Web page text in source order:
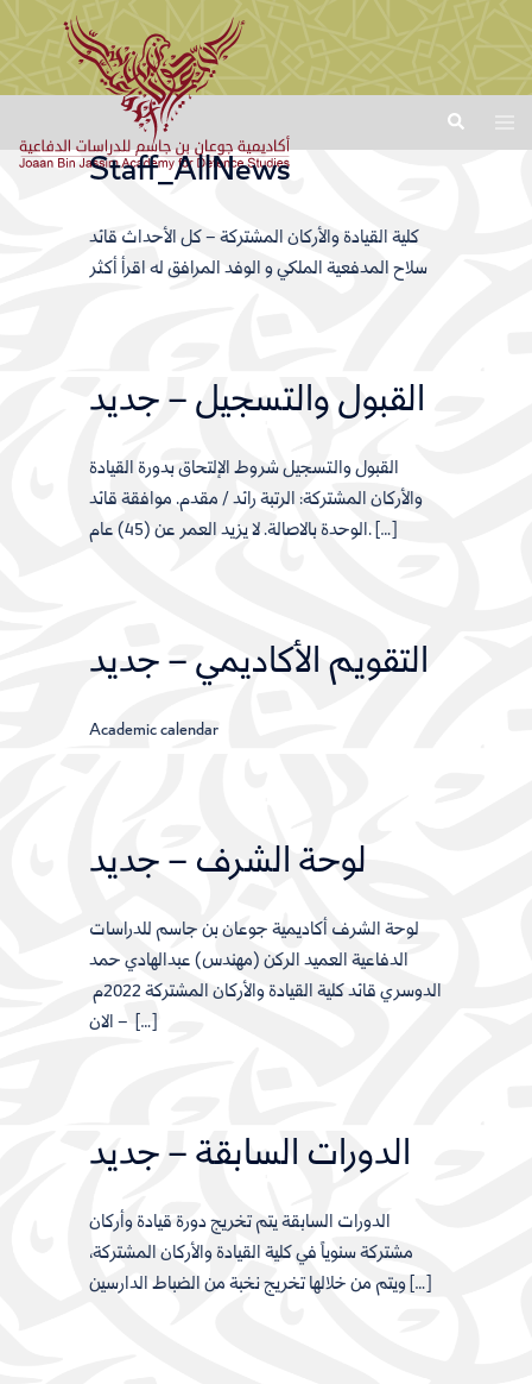
content
Search
Staff_AllNews
كلية القيادة والأركان المشتركة – كل الأحداث قائد
سلاح المدفعية الملكي و الوفد المرافق له اقرأ أكثر
القبول والتسجيل – جديد
القبول والتسجيل شروط الإلتحاق بدورة القيادة
والأركان المشتركة: الرتبة رائد / مقدم. موافقة قائد
الوحدة بالاصالة. لا يزيد العمر عن (45) عام. […]
التقويم الأكاديمي – جديد
Academic calendar
لوحة الشرف – جديد
لوحة الشرف أكاديمية جوعان بن جاسم للدراسات
الدفاعية العميد الركن (مهندس) عبدالهادي حمد
الدوسري قائد كلية القيادة والأركان المشتركة 2022م
– الان […]
الدورات السابقة – جديد
الدورات السابقة يتم تخريج دورة قيادة وأركان
مشتركة سنوياً في كلية القيادة والأركان المشتركة،
ويتم من خلالها تخريج نخبة من الضباط الدارسين […]